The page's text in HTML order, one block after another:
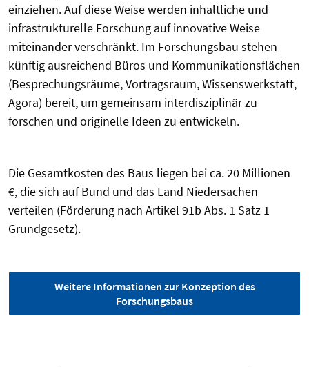
einziehen. Auf diese Weise werden inhaltliche und
infrastrukturelle Forschung auf innovative Weise
miteinander verschränkt. Im Forschungsbau stehen
künftig ausreichend Büros und Kommunikationsflächen
(Besprechungsräume, Vortragsraum, Wissenswerkstatt,
Agora) bereit, um gemeinsam interdisziplinär zu
forschen und originelle Ideen zu entwickeln.
Die Gesamtkosten des Baus liegen bei ca. 20 Millionen
€, die sich auf Bund und das Land Niedersachen
verteilen (Förderung nach Artikel 91b Abs. 1 Satz 1
Grundgesetz).
Weitere Informationen zur Konzeption des
Forschungsbaus